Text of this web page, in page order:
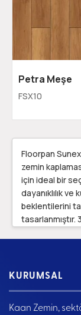
Petra Meşe
FSX10
Floorpan Sunex
zemin
için ideal bir
dayanıklılık ve
beklentilerini
tasarlanmıştır.
8 mm
ve ofislerde
zamanda
KURUMSAL
Kaan Zemin,